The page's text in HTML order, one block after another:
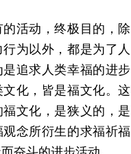
的活动，终极目的，
为以外，都是为了
追求人类幸福的进
文化，皆是福文化。
文化，是狭义的，
念所衍生的求福祈